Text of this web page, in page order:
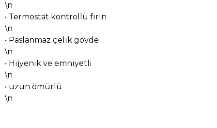
\n
• Termostat kontrollü fırın
\n
• Paslanmaz çelik gövde
\n
• Hijyenik ve emniyetli
\n
• uzun ömürlü
\n